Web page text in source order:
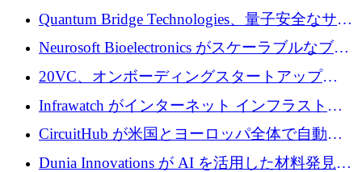
ラットフォームを拡大するために 4,000 万ド
ルを調達
Quantum Bridge Technologies、量子安全なサイ
バーセキュリティ インフラストラクチャの拡
Neurosoft Bioelectronics がスケーラブルなブレ
イン コンピューター インターフェイスのため
に 750 万ドルを調達
20VC、オンボーディングスタートアップ
Prelude へのシリーズ A 投資で 2,000 万ドルを
Infrawatch がインターネット インフラストラ
クチャ インテリジェンス向けに 300 万ドルの
プレシードを確保
CircuitHub が米国とヨーロッパ全体で自動電
子機器製造を拡大するために 2,800 万ドルを
Dunia Innovations が AI を活用した材料発見を